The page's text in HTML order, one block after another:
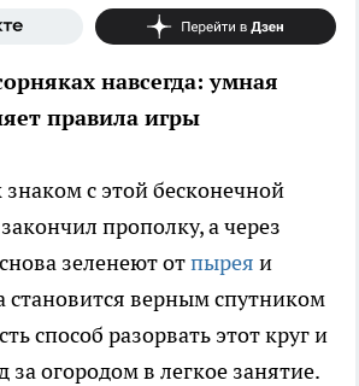
навсегда: умная
правила игры
с этой бесконечной
прополку, а через
зеленеют отпырея и
верным спутником
способ разорвать этот круг и
за огородом в легкое занятие.